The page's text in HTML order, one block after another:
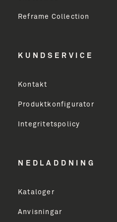
Virksomhed
Email Address
Reframe Collection
KUNDSERVICE
Kontakt
Produktkonfigurator
Integritetspolicy
NEDLADDNING
Kataloger
Anvisningar